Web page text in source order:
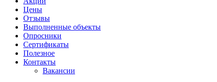
Цены
Отзывы
Выполненные объекты
Опросники
Сертификаты
Полезное
Контакты
Вакансии